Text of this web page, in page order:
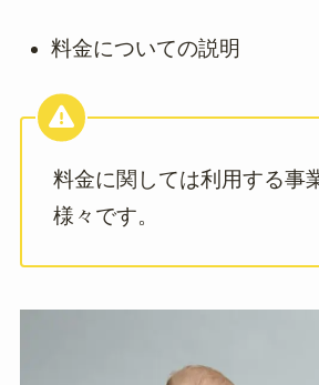
料金についての説明
料金に関しては利用する事
様々です。